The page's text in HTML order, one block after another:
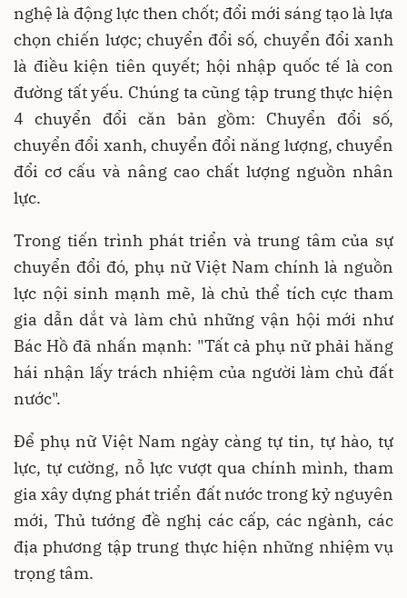
nghệ là động lực then chốt; đổi mới sáng tạo là lựa
chọn chiến lược; chuyển đổi số, chuyển đổi xanh
là điều kiện tiên quyết; hội nhập quốc tế là con
đường tất yếu. Chúng ta cũng tập trung thực hiện
4 chuyển đổi căn bản gồm: Chuyển đổi số,
chuyển đổi xanh, chuyển đổi năng lượng, chuyển
đổi cơ cấu và nâng cao chất lượng nguồn nhân
lực.
Trong tiến trình phát triển và trung tâm của sự
chuyển đổi đó, phụ nữ Việt Nam chính là nguồn
lực nội sinh mạnh mẽ, là chủ thể tích cực tham
gia dẫn dắt và làm chủ những vận hội mới như
Bác Hồ đã nhấn mạnh: "Tất cả phụ nữ phải hăng
hái nhận lấy trách nhiệm của người làm chủ đất
nước".
Để phụ nữ Việt Nam ngày càng tự tin, tự hào, tự
lực, tự cường, nỗ lực vượt qua chính mình, tham
gia xây dựng phát triển đất nước trong kỷ nguyên
mới, Thủ tướng đề nghị các cấp, các ngành, các
địa phương tập trung thực hiện những nhiệm vụ
trọng tâm.